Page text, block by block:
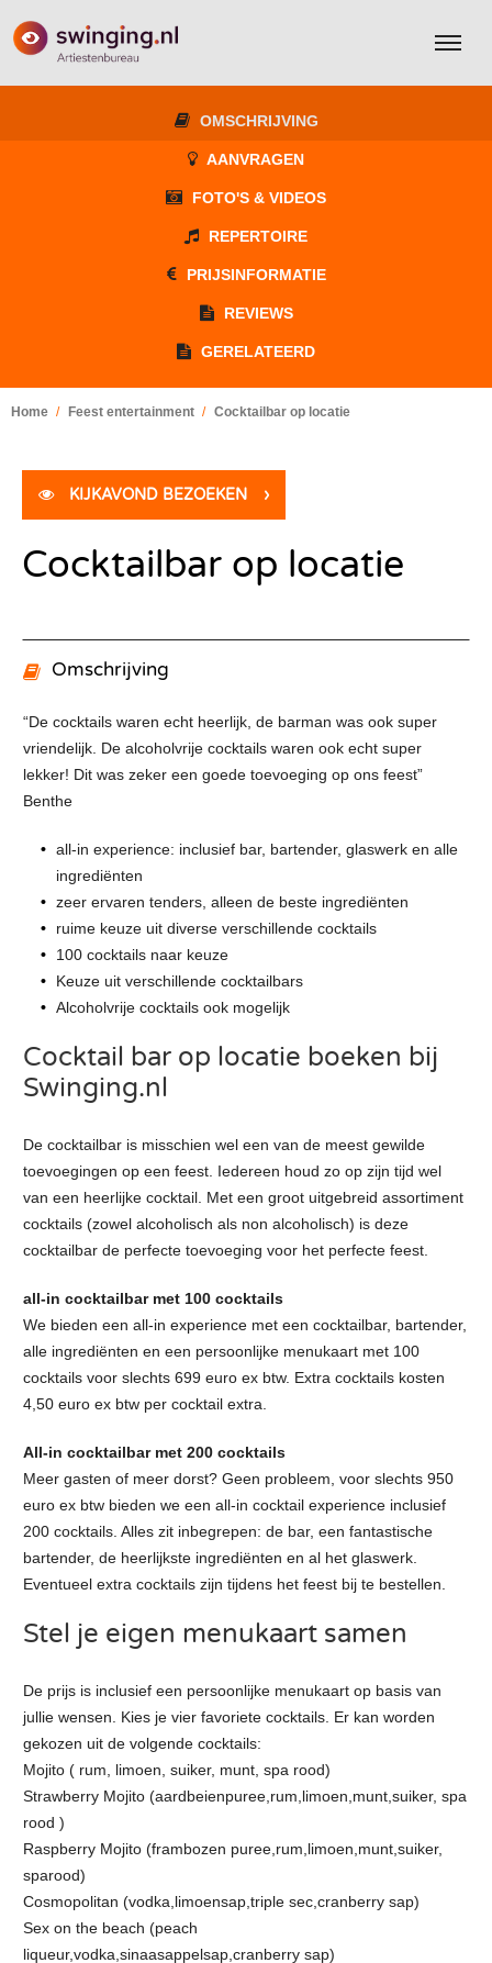
OMSCHRIJVING
AANVRAGEN
FOTO'S & VIDEOS
REPERTOIRE
PRIJSINFORMATIE
REVIEWS
GERELATEERD
Home Feest entertainment Cocktailbar op locatie
KIJKAVOND BEZOEKEN ›
Cocktailbar op locatie
Omschrijving
“De cocktails waren echt heerlijk, de barman was ook super
vriendelijk. De alcoholvrije cocktails waren ook echt super
lekker! Dit was zeker een goede toevoeging op ons feest”
Benthe
all-in experience: inclusief bar, bartender, glaswerk en alle
ingrediënten
zeer ervaren tenders, alleen de beste ingrediënten
ruime keuze uit diverse verschillende cocktails
100 cocktails naar keuze
Keuze uit verschillende cocktailbars
Alcoholvrije cocktails ook mogelijk
Cocktail bar op locatie boeken bij
Swinging.nl
De cocktailbar is misschien wel een van de meest gewilde
toevoegingen op een feest. Iedereen houd zo op zijn tijd wel
van een heerlijke cocktail. Met een groot uitgebreid assortiment
cocktails (zowel alcoholisch als non alcoholisch) is deze
cocktailbar de perfecte toevoeging voor het perfecte feest.
all-in cocktailbar met 100 cocktails
We bieden een all-in experience met een cocktailbar, bartender,
alle ingrediënten en een persoonlijke menukaart met 100
cocktails voor slechts 699 euro ex btw. Extra cocktails kosten
4,50 euro ex btw per cocktail extra.
All-in cocktailbar met 200 cocktails
Meer gasten of meer dorst? Geen probleem, voor slechts 950
euro ex btw bieden we een all-in cocktail experience inclusief
200 cocktails. Alles zit inbegrepen: de bar, een fantastische
bartender, de heerlijkste ingrediënten en al het glaswerk.
Eventueel extra cocktails zijn tijdens het feest bij te bestellen.
Stel je eigen menukaart samen
De prijs is inclusief een persoonlijke menukaart op basis van
jullie wensen. Kies je vier favoriete cocktails. Er kan worden
gekozen uit de volgende cocktails:
Mojito ( rum, limoen, suiker, munt, spa rood)
Strawberry Mojito (aardbeienpuree,rum,limoen,munt,suiker, spa
rood )
Raspberry Mojito (frambozen puree,rum,limoen,munt,suiker,
sparood)
Cosmopolitan (vodka,limoensap,triple sec,cranberry sap)
Sex on the beach (peach
liqueur,vodka,sinaasappelsap,cranberry sap)